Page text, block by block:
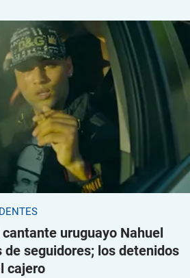
uruguayo Nahuel
de seguidores; los detenidos
cajero